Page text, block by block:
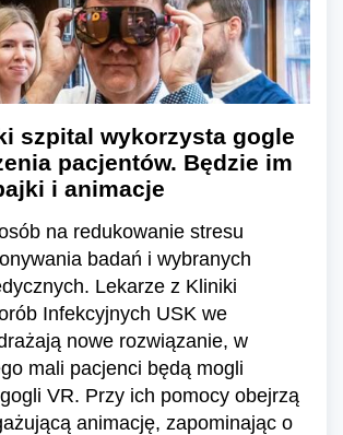
szpital wykorzysta gogle
pacjentów. Będzie im
i animacje
na redukowanie stresu
badań i wybranych
Lekarze z Kliniki
Infekcyjnych USK we
nowe rozwiązanie, w
mali pacjenci będą mogli
VR. Przy ich pomocy obejrzą
animację, zapominając o